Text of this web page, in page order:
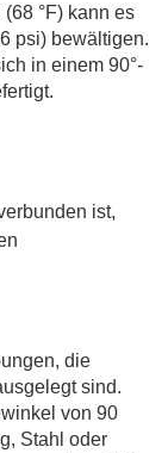
(68 °F) kann es
psi) bewältigen.
in einem 90°-
ist,
die
sind.
von 90
Stahl oder